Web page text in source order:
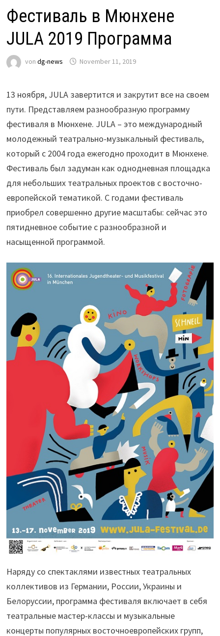
Фестиваль в Мюнхене
JULA 2019 Программа
von dg-news November 11, 2019
13 ноября, JULA завертится и закрутит все на своем
пути. Представляем разнообразную программу
фестиваля в Мюнхене. JULA – это международный
молодежный театрально-музыкальный фестиваль,
который с 2004 года ежегодно проходит в Мюнхене.
Фестиваль был задуман как однодневная площадка
для небольших театральных проектов с восточно-
европейской тематикой. С годами фестиваль
приобрел совершенно другие масштабы: сейчас это
пятидневное событие с разнообразной и
насыщенной программой.
Наряду со спектаклями известных театральных
коллективов из Германии, России, Украины и
Белоруссии, программа фестиваля включает в себя
театральные мастер-классы и музыкальные
концерты популярных восточноевропейских групп,